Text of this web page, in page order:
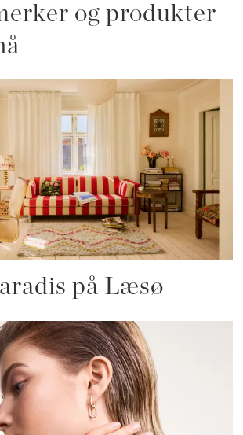
og produkter
på Læsø